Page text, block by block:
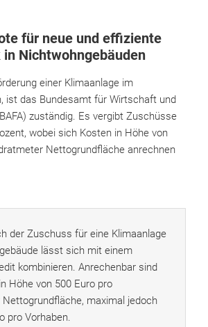
für neue und effiziente
Nichtwohngebäuden
einer Klimaanlage im
ist das Bundesamt für Wirtschaft und
zuständig. Es vergibt Zuschüsse
wobei sich Kosten in Höhe von
Nettogrundfläche anrechnen
der Zuschuss für eine Klimaanlage
lässt sich mit einem
kombinieren. Anrechenbar sind
Höhe von 500 Euro pro
maximal jedoch
pro Vorhaben.